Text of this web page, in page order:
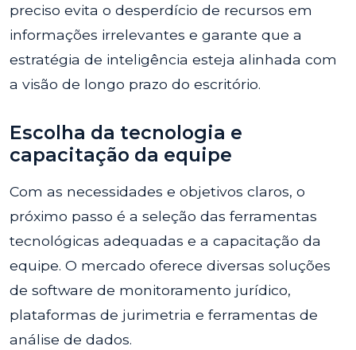
preciso evita o desperdício de recursos em
informações irrelevantes e garante que a
estratégia de inteligência esteja alinhada com
a visão de longo prazo do escritório.
Escolha da tecnologia e
capacitação da equipe
Com as necessidades e objetivos claros, o
próximo passo é a seleção das ferramentas
tecnológicas adequadas e a capacitação da
equipe. O mercado oferece diversas soluções
de software de monitoramento jurídico,
plataformas de jurimetria e ferramentas de
análise de dados.